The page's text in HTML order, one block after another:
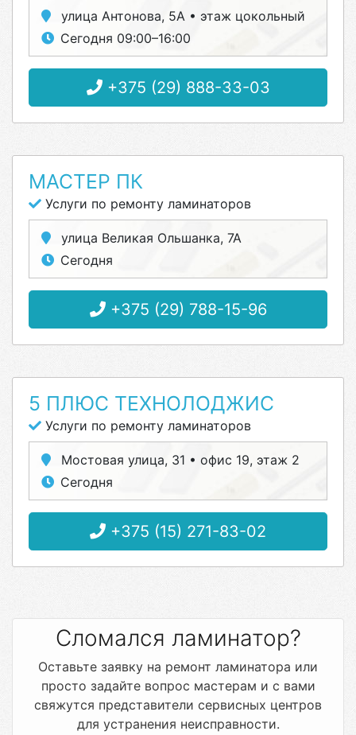
улица Антонова, 5А • этаж цокольный
Сегодня 09:00–16:00
+375 (29) 888-33-03
МАСТЕР ПК
Услуги по ремонту ламинаторов
улица Великая Ольшанка, 7А
Сегодня
+375 (29) 788-15-96
5 ПЛЮС ТЕХНОЛОДЖИС
Услуги по ремонту ламинаторов
Мостовая улица, 31 • офис 19, этаж 2
Сегодня
+375 (15) 271-83-02
Сломался ламинатор?
Оставьте заявку на ремонт ламинатора или
просто задайте вопрос мастерам и с вами
свяжутся представители сервисных центров
для устранения неисправности.